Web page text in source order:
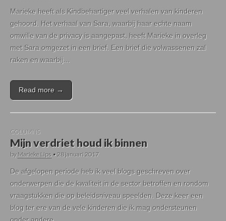
Marieke heeft als Kindbehartiger veel verhalen van kinderen
gehoord. Het verhaal van Sara, waarbij haar echte naam
omwille van de privacy is aangepast, heeft Marieke in overleg
met Sara omgezet in een brief. Een brief die volwassenen zal
raken en waarbij…
Read more →
COLUMNS
Mijn verdriet houd ik binnen
byMarieke Lips •28 januari 2017
De afgelopen periode heb ik veel blogs geschreven over
onderwerpen die de kwaliteit in de sector betroffen en rondom
vraagstukken die op beleidsniveau speelden. Deze keer een
blog ter ere van de vele kinderen die ik mag ondersteunen
onder andere…